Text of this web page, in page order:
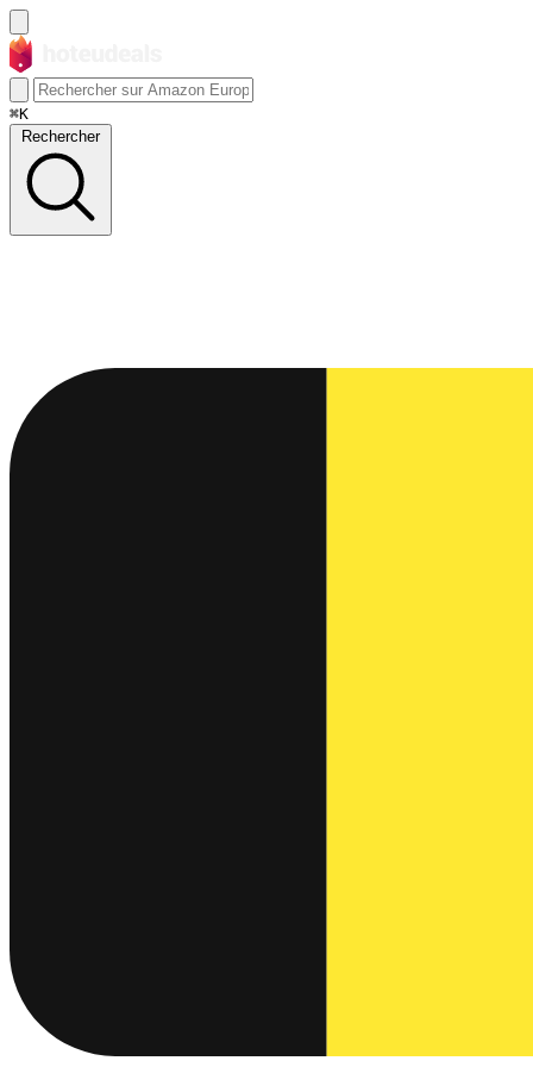
⌘K
Rechercher